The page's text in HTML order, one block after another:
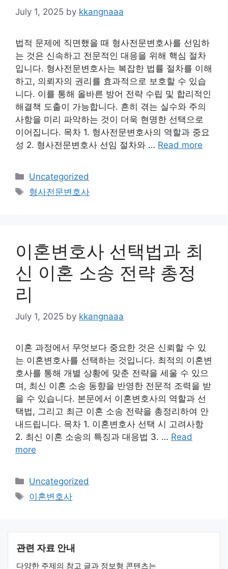
July 1, 2025 by kkangnaaa
법적 문제에 직면했을 때 형사전문변호사를 선임하
는 것은 신속하고 전문적인 대응을 위해 핵심 절차
입니다. 형사전문변호사는 복잡한 법률 절차를 이해
하고, 의뢰자의 권리를 효과적으로 보호할 수 있습
니다. 이를 통해 올바른 방어 전략 수립 및 합리적인
해결책 도출이 가능합니다. 흔히 겪는 실수와 주의
사항을 미리 파악하는 것이 더욱 현명한 선택으로
이어집니다. 목차 1. 형사전문변호사의 역할과 중요
성 2. 형사전문변호사 선임 절차와 … Read more
Categories
Uncategorized
Tags
형사전문변호사
이혼변호사 선택법과 최
신 이혼 소송 전략 총정
리
July 1, 2025 by kkangnaaa
이혼 과정에서 무엇보다 중요한 것은 신뢰할 수 있
는 이혼변호사를 선택하는 것입니다. 최적의 이혼변
호사를 통해 개별 상황에 맞춘 전략을 세울 수 있으
며, 최신 이혼 소송 동향을 반영한 전문적 조력을 받
을 수 있습니다. 본문에서 이혼변호사의 역할과 선
택법, 그리고 최근 이혼 소송 전략을 총정리하여 안
내드립니다. 목차 1. 이혼변호사 선택 시 고려사항
2. 최신 이혼 소송의 특징과 대응법 3. … Read
more
Categories
Uncategorized
Tags
이혼변호사
관련 자료 안내
다양한 주제의 참고 글과 정보형 콘텐츠는